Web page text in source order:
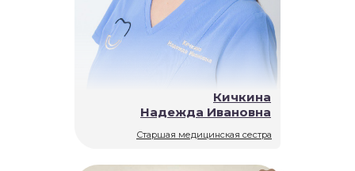
Старшая медицинская сестра
Кичкина
Надежда Ивановна